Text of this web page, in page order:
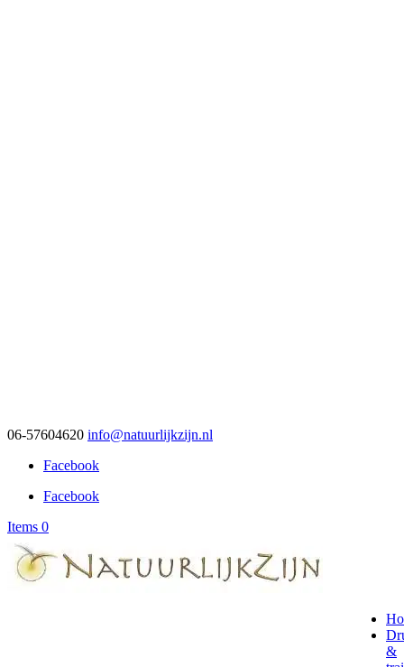
06-57604620 info@natuurlijkzijn.nl
Facebook
Facebook
Items 0
&